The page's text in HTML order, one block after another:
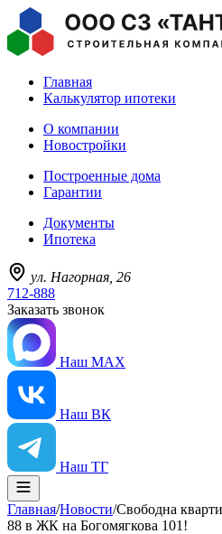
Главная
Калькулятор ипотеки
О компании
Новостройки
Построенные дома
Гарантии
Документы
Ипотека
ул. Нагорная, 26
712-888
Заказать звонок
Наш MAX
Наш ВК
Наш ТГ
Главная/Новости/Свободна
88 в ЖК на Богомягкова 101!